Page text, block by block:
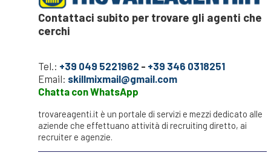
Contattaci subito per trovare gli agenti che
cerchi
Tel.: +39 049 5221962 - +39 346 0318251
Email: skillmixmail@gmail.com
Chatta con WhatsApp
trovareagenti.it è un portale di servizi e mezzi dedicato alle
aziende che effettuano attività di recruiting diretto, ai
recruiter e agenzie.